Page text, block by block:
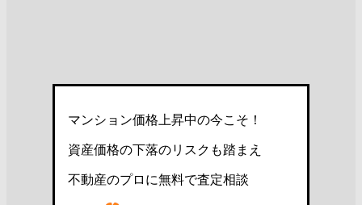
マンション価格上昇中の今こそ！
資産価格の下落のリスクも踏まえ
不動産のプロに無料で査定相談